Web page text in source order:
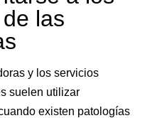
las
y los servicios
suelen utilizar
existen patologías